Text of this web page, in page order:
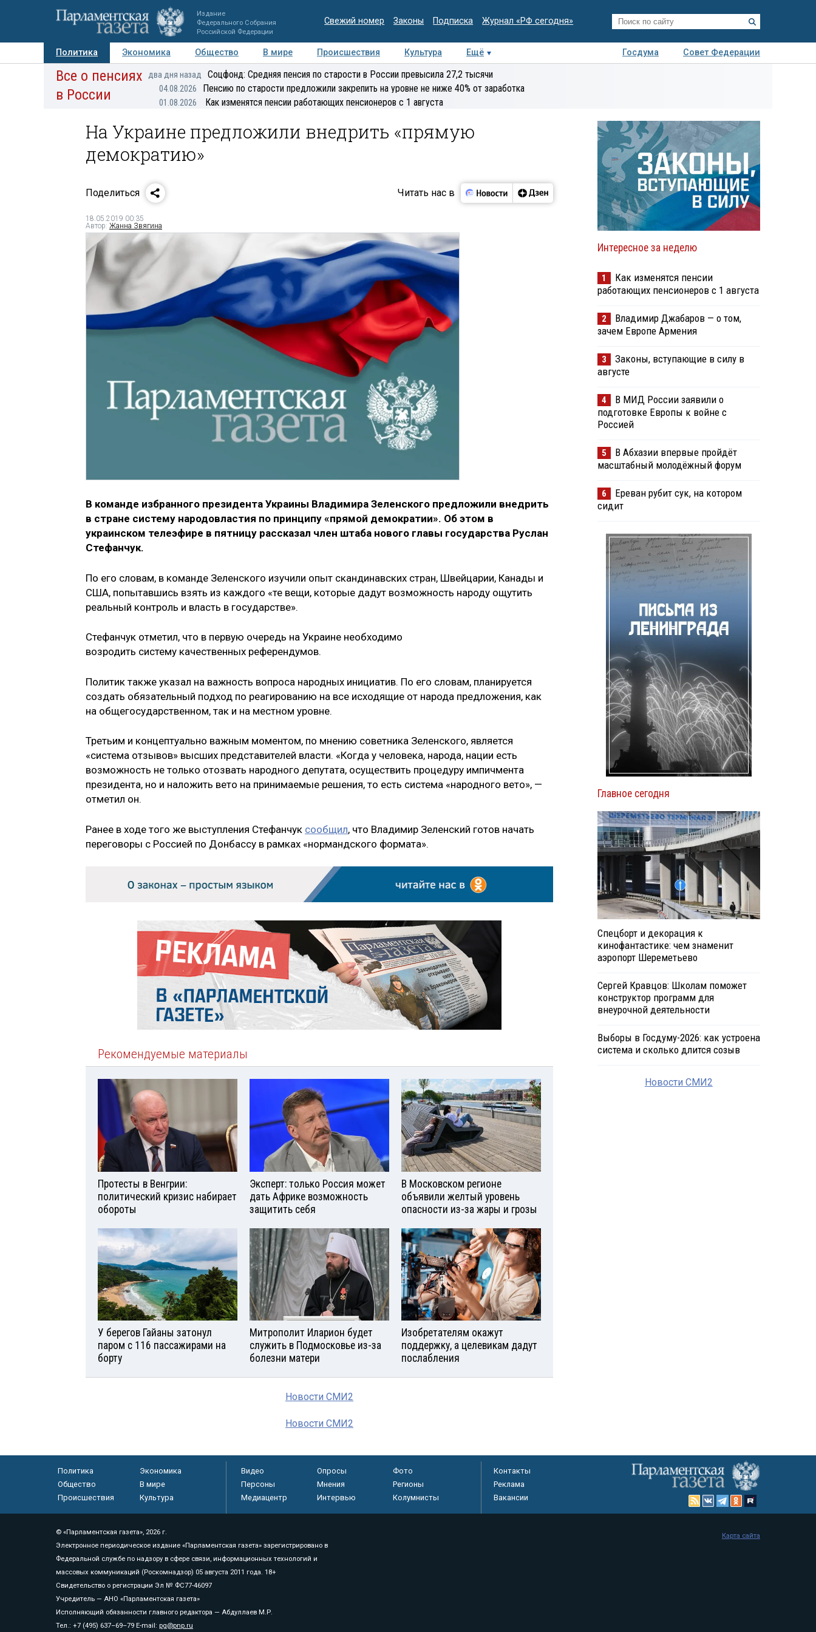
Издание
Федерального Собрания
Российской Федерации
Свежий номер Законы Подписка Журнал «РФ сегодня»
Политика Экономика Общество В мире Происшествия Культура Ещё Госдума
Совет Федерации
Авторы Персоны Мнения Регионы Медиацентр Интервью Колумнисты
Все о пенсиях
в России
два дня назад Соцфонд: Средняя пенсия по старости в России превысила 27,2 тысячи
04.08.2026 Пенсию по старости предложили закрепить на уровне не ниже 40% от заработка
01.08.2026 Как изменятся пенсии работающих пенсионеров с 1 августа
На Украине предложили внедрить «прямую
демократию»
Поделиться Читать нас в
18.05.2019 00:35
Автор: Жанна Звягина
В команде избранного президента Украины Владимира Зеленского предложили внедрить
в стране систему народовластия по принципу «прямой демократии». Об этом в
украинском телеэфире в пятницу рассказал член штаба нового главы государства Руслан
Стефанчук.
По его словам, в команде Зеленского изучили опыт скандинавских стран, Швейцарии, Канады и
США, попытавшись взять из каждого «те вещи, которые дадут возможность народу ощутить
реальный контроль и власть в государстве».
Стефанчук отметил, что в первую очередь на Украине необходимо
возродить систему качественных референдумов.
Политик также указал на важность вопроса народных инициатив. По его словам, планируется
создать обязательный подход по реагированию на все исходящие от народа предложения, как
на общегосударственном, так и на местном уровне.
Третьим и концептуально важным моментом, по мнению советника Зеленского, является
«система отзывов» высших представителей власти. «Когда у человека, народа, нации есть
возможность не только отозвать народного депутата, осуществить процедуру импичмента
президента, но и наложить вето на принимаемые решения, то есть система «народного вето», —
отметил он.
Ранее в ходе того же выступления Стефанчук сообщил, что Владимир Зеленский готов начать
переговоры с Россией по Донбассу в рамках «нормандского формата».
Рекомендуемые материалы
Протесты в Венгрии:
политический кризис набирает
обороты
Эксперт: только Россия может
дать Африке возможность
защитить себя
В Московском регионе
объявили желтый уровень
опасности из-за жары и грозы
У берегов Гайаны затонул
паром с 116 пассажирами на
борту
Митрополит Иларион будет
служить в Подмосковье из-за
болезни матери
Изобретателям окажут
поддержку, а целевикам дадут
послабления
Новости СМИ2
Новости СМИ2
Интересное за неделю
1
Как изменятся пенсии
работающих пенсионеров с 1 августа
2
Владимир Джабаров — о том,
зачем Европе Армения
3
Законы, вступающие в силу в
августе
4
В МИД России заявили о
подготовке Европы к войне с
Россией
5
В Абхазии впервые пройдёт
масштабный молодёжный форум
6
Ереван рубит сук, на котором
сидит
Главное сегодня
Спецборт и декорация к
кинофантастике: чем знаменит
аэропорт Шереметьево
Сергей Кравцов: Школам поможет
конструктор программ для
внеурочной деятельности
Выборы в Госдуму-2026: как устроена
система и сколько длится созыв
Новости СМИ2
Политика
Экономика
Общество
В мире
Происшествия
Культура
Видео Опросы
Фото
Персоны
Мнения
Регионы
Медиацентр
Интервью Колумнисты
Контакты
Реклама
Вакансии
© «Парламентская газета», 2026 г.
Электронное периодическое издание «Парламентская газета» зарегистрировано в
Федеральной службе по надзору в сфере связи, информационных технологий и
массовых коммуникаций (Роскомнадзор) 05 августа 2011 года. 18+
Свидетельство о регистрации Эл № ФС77-46097
Учредитель — АНО «Парламентская газета»
Исполняющий обязанности главного редактора — Абдуллаев М.Р.
Тел.: +7 (495) 637–69–79 E-mail: pg@pnp.ru
Карта сайта